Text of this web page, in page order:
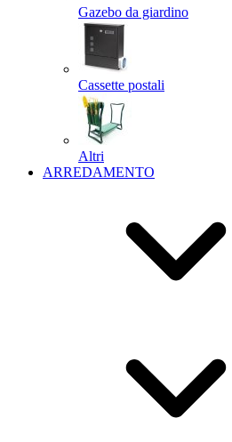
Gazebo da giardino
Cassette postali
Altri
ARREDAMENTO